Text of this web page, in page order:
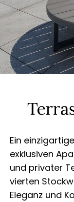
Ein
exklusiven
und privater
vierten
Eleganz und